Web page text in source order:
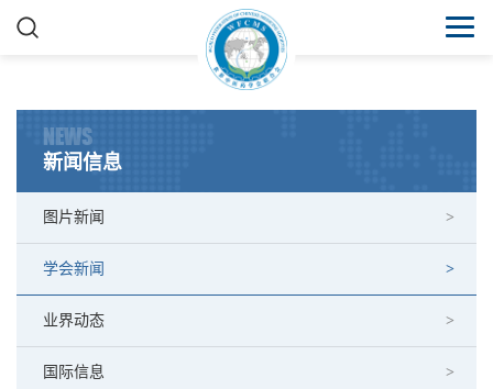
NEWS
新闻信息
图片新闻
学会新闻
业界动态
国际信息